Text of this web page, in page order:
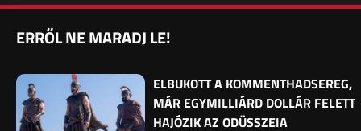
ERRŐL NE MARADJ LE!
ELBUKOTT A KOMMENTHADSEREG,
MÁR EGYMILLIÁRD DOLLÁR FELETT
HAJÓZIK AZ ODÜSSZEIA